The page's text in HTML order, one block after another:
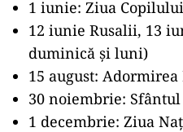
1 iunie: Ziua
12 iunie Rusalii, 13
duminică și luni)
15 august:
30 noiembrie:
1 decembrie: Ziua